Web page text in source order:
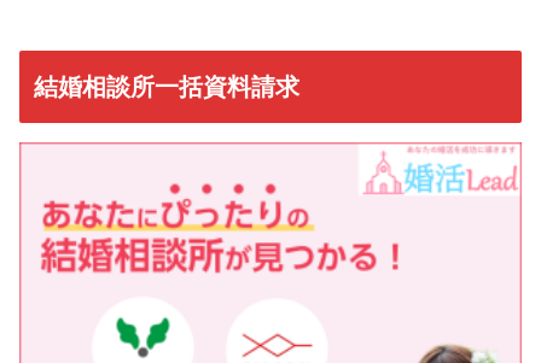
結婚相談所一括資料請求